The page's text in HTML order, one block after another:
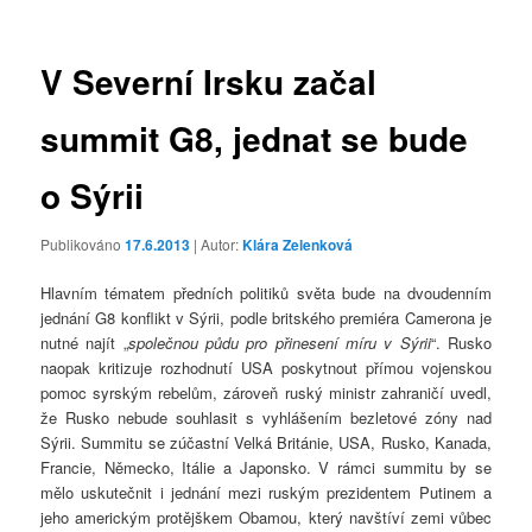
V Severní Irsku začal
summit G8, jednat se bude
o Sýrii
Publikováno17.6.2013 | Autor:Klára Zelenková
Hlavním tématem předních politiků světa bude na dvoudenním
jednání G8 konflikt v Sýrii, podle britského premiéra Camerona je
nutné najít „společnou půdu pro přinesení míru v Sýrii“. Rusko
naopak kritizuje rozhodnutí USA poskytnout přímou vojenskou
pomoc syrským rebelům, zároveň ruský ministr zahraničí uvedl,
že Rusko nebude souhlasit s vyhlášením bezletové zóny nad
Sýrii. Summitu se zúčastní Velká Británie, USA, Rusko, Kanada,
Francie, Německo, Itálie a Japonsko. V rámci summitu by se
mělo uskutečnit i jednání mezi ruským prezidentem Putinem a
jeho americkým protějškem Obamou, který navštíví zemi vůbec